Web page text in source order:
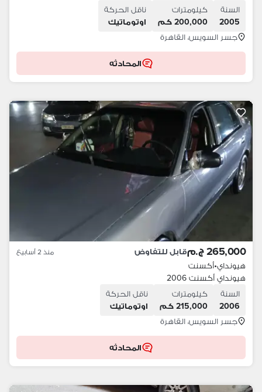
السنة
2005
كيلومترات
200,000 كم
ناقل الحركة
اوتوماتيك
جسر السويس، القاهرة
المحادثه
265,000 ج.م قابل للتفاوض منذ 2 أسابيع
هيونداي•أكسنت
هيونداي أكسنت 2006
السنة
2006
كيلومترات
215,000 كم
ناقل الحركة
اوتوماتيك
جسر السويس، القاهرة
المحادثه